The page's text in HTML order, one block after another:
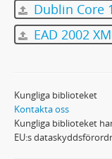
Dublin Core
EAD 2002
Kungliga biblioteket
Kontakta oss
Kungliga biblioteket
EU:s